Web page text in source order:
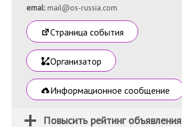
emal:mail@os-russia.com
Страница события
Организатор
Информационное сообщение
Повысить рейтинг объявления